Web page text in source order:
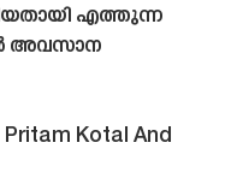
എത്തുന്ന
അവസാന
Kotal And